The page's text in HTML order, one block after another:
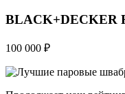
BLACK+DECKER
100 000 ₽